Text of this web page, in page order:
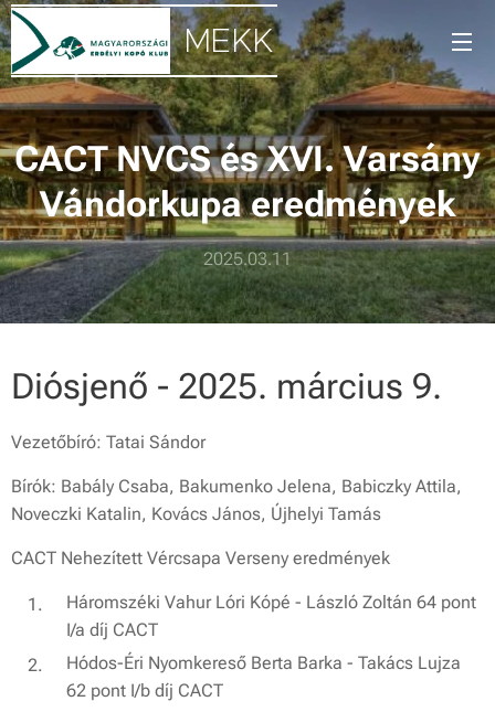
MEKK
CACT NVCS és XVI. Varsány
Vándorkupa eredmények
2025.03.11
Diósjenő - 2025. március 9.
Vezetőbíró: Tatai Sándor
Bírók: Babály Csaba, Bakumenko Jelena, Babiczky Attila,
Noveczki Katalin, Kovács János, Újhelyi Tamás
CACT Nehezített Vércsapa Verseny eredmények
Háromszéki Vahur Lóri Kópé - László Zoltán 64 pont
I/a díj CACT
Hódos-Éri Nyomkereső Berta Barka - Takács Lujza
62 pont I/b díj CACT